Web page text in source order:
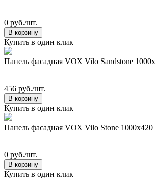
0 руб./шт.
В корзину
Купить в один клик
Панель фасадная VOX Vilo Sandstone
456 руб./шт.
В корзину
Купить в один клик
Панель фасадная VOX Vilo Stone
0 руб./шт.
В корзину
Купить в один клик